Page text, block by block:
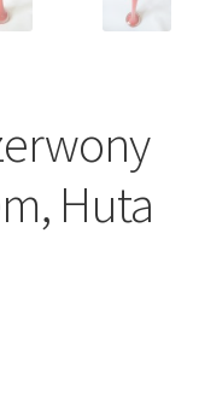
Huta